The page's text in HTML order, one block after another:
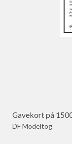
Gavekort på
DF Modeltog